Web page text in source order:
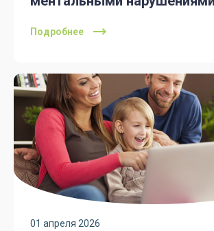
Подробнее
01 апреля 2026